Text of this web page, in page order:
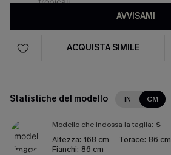
AVVISAMI
ACQUISTA SIMILE
Statistiche del modello IN CM
Modello che indossa la taglia: S
Altezza: 168 cm Torace: 86 cm
Fianchi: 86 cm